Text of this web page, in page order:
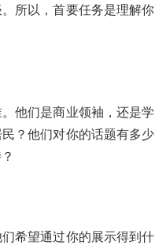
所以，首要任务是理解你
他们是商业领袖，还是学
？他们对你的话题有多少
希望通过你的展示得到什